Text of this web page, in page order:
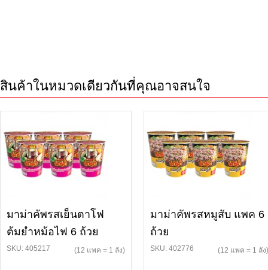
สินค้าในหมวดเดียวกันที่คุณอาจสนใจ
มาม่าคัพรสเย็นตาโฟ
ต้มยำหม้อไฟ 6 ถ้วย
SKU: 405217 (12 แพค = 1 ลัง)
มาม่าคัพรสหมูสับ แพค 6
ถ้วย
SKU: 402776 (12 แพค = 1 ลัง)